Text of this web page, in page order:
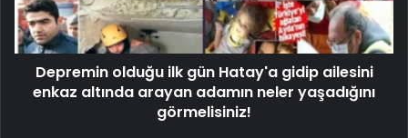
Depremin olduğu ilk gün Hatay'a gidip ailesini
enkaz altında arayan adamın neler yaşadığını
görmelisiniz!